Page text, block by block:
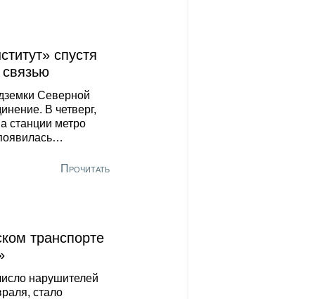
спустя
Северной
В четверг,
станции метро
разместила
Прочитать
транспорте
нарушителей
стало